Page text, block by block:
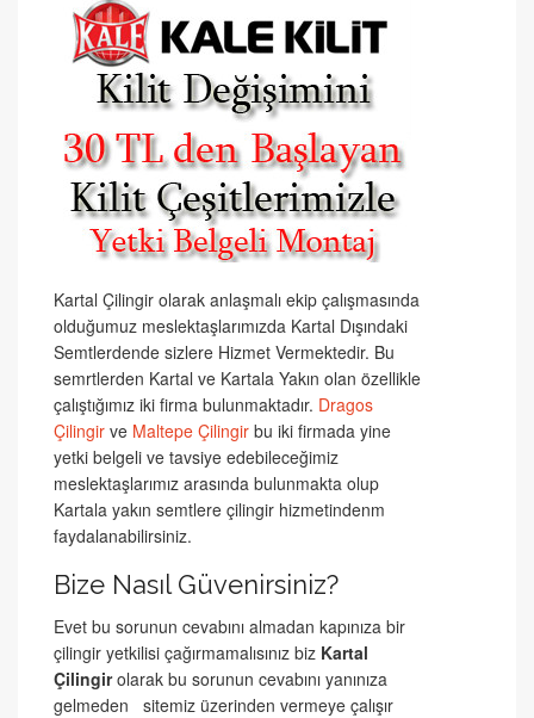
Kartal Çilingir olarak anlaşmalı ekip çalışmasında
olduğumuz meslektaşlarımızda Kartal Dışındaki
Semtlerdende sizlere Hizmet Vermektedir. Bu
semrtlerden Kartal ve Kartala Yakın olan özellikle
çalıştığımız iki firma bulunmaktadır. Dragos
Çilingir ve Maltepe Çilingir bu iki firmada yine
yetki belgeli ve tavsiye edebileceğimiz
meslektaşlarımız arasında bulunmakta olup
Kartala yakın semtlere çilingir hizmetindenm
faydalanabilirsiniz.
Bize Nasıl Güvenirsiniz?
Evet bu sorunun cevabını almadan kapınıza bir
çilingir yetkilisi çağırmamalısınız biz Kartal
Çilingirolarak bu sorunun cevabını yanınıza
gelmeden sitemiz üzerinden vermeye çalışır